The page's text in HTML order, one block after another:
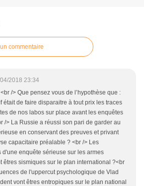
commentaire
2018 23:34
/> Que pensez vous de l’hypothèse que :
était de faire disparaitre à tout prix les traces
de nos labos sur place avant les enquêtes
/> La Russie a réussi son pari de garder au
en conservant des preuves et privant
capacitaire préalable ? <br /> Les
d'une enquête sérieuse sur les armes
êtres sismiques sur le plan international ?<br
de l'uppercut psychologique de Vlad
vont êtres entropiques sur le plan national